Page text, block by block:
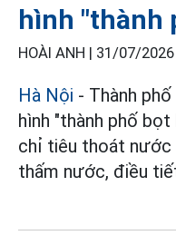
hình "thành
HOÀI ANH | 31/07/
Hà Nội - Thành
hình "thành phố
chỉ tiêu thoát nước
thấm nước, điều